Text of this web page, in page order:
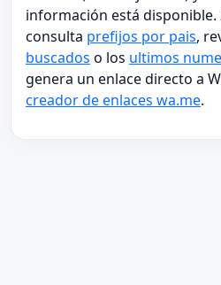
información está disponible.
consulta prefijos por pais,
buscados o los ultimos
genera un enlace directo a
creador de enlaces wa.me.